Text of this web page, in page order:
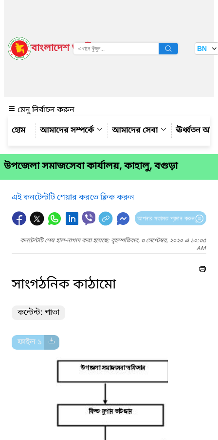
বাংলাদেশ জাতীয় তথ্য বাতায়ন BN
মেনু নির্বাচন করুন
আমাদের সম্পর্কে
আমাদের সেবা ঊর্ধ্বতন
উপজেলা সমাজসেবা কার্যালয়, কাহালু, বগুড়া
এই কনটেন্টটি শেয়ার করতে ক্লিক করুন
আপনার মতামত প্রদান করুন
কনটেন্টটি শেষ হাল-নাগাদ করা হয়েছে: বৃহস্পতিবার, ৩ সেপ্টেম্বর, ২০২০ এ ১০:৩৫
AM
সাংগঠনিক কাঠামো
কন্টেন্ট: পাতা
ফাইল ১